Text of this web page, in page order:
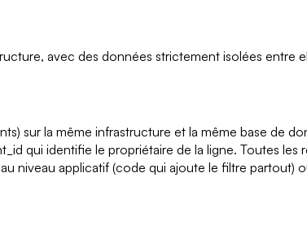
avec des données strictement isolées entre
sur la même infrastructure et la même base de
qui identifie le propriétaire de la ligne. Toutes
niveau applicatif (code qui ajoute le filtre partout)